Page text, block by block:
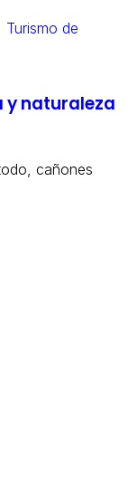
Turismo de
y naturaleza
cañones